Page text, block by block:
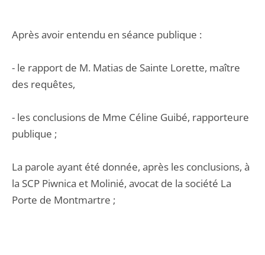
Après avoir entendu en séance publique :
- le rapport de M. Matias de Sainte Lorette, maître
des requêtes,
- les conclusions de Mme Céline Guibé, rapporteure
publique ;
La parole ayant été donnée, après les conclusions, à
la SCP Piwnica et Molinié, avocat de la société La
Porte de Montmartre ;